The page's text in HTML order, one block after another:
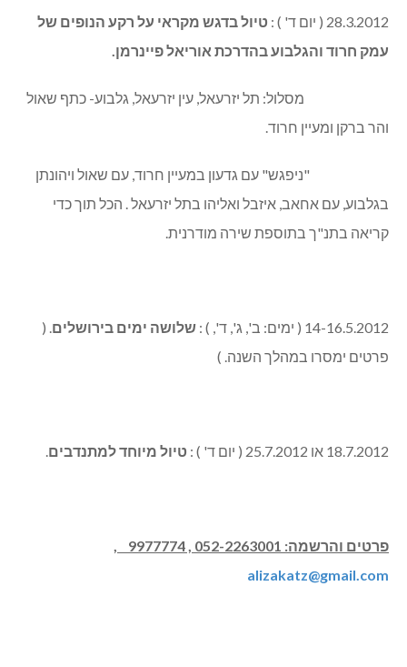
28.3.2012 ( יום ד' ) :
טיול בדגש מקראי על רקע הנופים של
עמק חרוד והגלבוע בהדרכת אוריאל פיינרמן.
מסלול: תל יזרעאל, עין יזרעאל, גלבוע- כתף שאול
והר ברקן ומעיין חרוד.
"ניפגש" עם גדעון במעיין חרוד, עם שאול ויהונתן
בגלבוע, עם אחאב, איזבל ואליהו בתל יזרעאל . הכל תוך כדי
קריאה בתנ"ך בתוספת שירה מודרנית.
14-16.5.2012 ( ימים: ב', ג', ד', ) : שלושה ימים בירושלים. (
פרטים ימסרו במהלך השנה. )
18.7.2012 או 25.7.2012 ( יום ד' ) : טיול מיוחד למתנדבים.
פרטים והרשמה: 052-2263001 , 9977774 ,
alizakatz@gmail.com